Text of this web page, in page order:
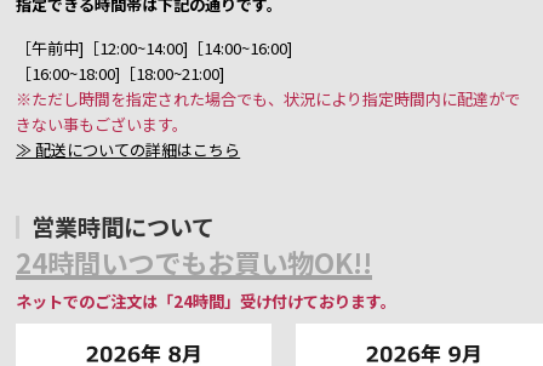
［午前中]［12:00~14:00]［14:00~16:00]
［16:00~18:00]［18:00~21:00]
※ただし時間を指定された場合でも、状況により指定時間内に配達がで
きない事もございます。
≫ 配送についての詳細はこちら
営業時間について
24時間いつでもお買い物OK!!
ネットでのご注文は「24時間」受け付けております。